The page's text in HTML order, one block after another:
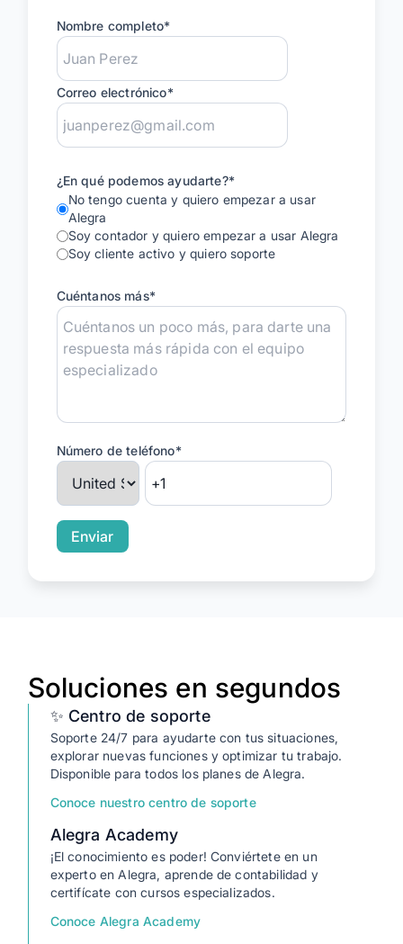
Nombre completo*
Correo electrónico*
¿En qué podemos ayudarte?*
No tengo cuenta y quiero empezar a usar
Alegra
Soy contador y quiero empezar a usar Alegra
Soy cliente activo y quiero soporte
Cuéntanos más*
Número de teléfono*
Soluciones en segundos
✨ Centro de soporte
Soporte 24/7 para ayudarte con tus situaciones,
explorar nuevas funciones y optimizar tu trabajo.
Disponible para todos los planes de Alegra.
Conoce nuestro centro de soporte
Alegra Academy
¡El conocimiento es poder! Conviértete en un
experto en Alegra, aprende de contabilidad y
certifícate con cursos especializados.
Conoce Alegra Academy